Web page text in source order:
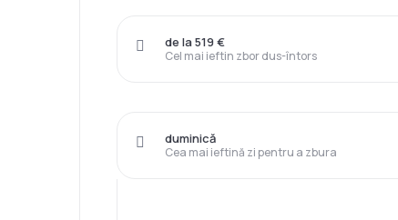
Cel mai ieftin zbor dus-întors
de la 519 €
Cea mai ieftină zi pentru a zbura
duminică